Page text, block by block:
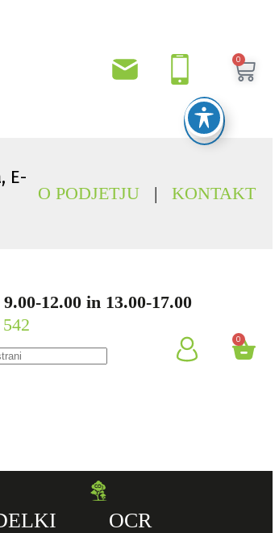
0
E-
O PODJETJU| KONTAKT
12.00 in 13.00-17.00
0
OCR